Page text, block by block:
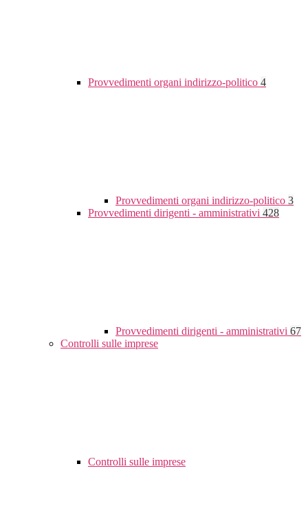
Provvedimenti organi indirizzo-politico 4
Provvedimenti organi indirizzo-politico 3
Provvedimenti dirigenti - amministrativi 428
Provvedimenti dirigenti - amministrativi 67
Controlli sulle imprese
Controlli sulle imprese